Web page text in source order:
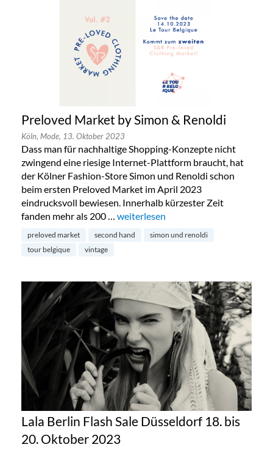
Preloved Market by Simon & Renoldi
Köln, Mode, 13. Oktober 2023
Dass man für nachhaltige Shopping-Konzepte nicht
zwingend eine riesige Internet-Plattform braucht, hat
der Kölner Fashion-Store Simon und Renoldi schon
beim ersten Preloved Market im April 2023
eindrucksvoll bewiesen. Innerhalb kürzester Zeit
fanden mehr als 200 … „Preloved Market by Simon &
weiterlesen
preloved market second hand
simon und renoldi
tour belgique
vintage
Lala Berlin Flash Sale Düsseldorf 18. bis
20. Oktober 2023